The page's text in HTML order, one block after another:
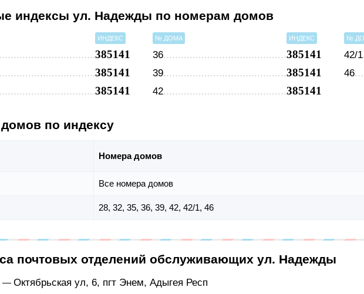
индексы ул. Надежды по номерам домов
ИНДЕКС
385141
385141
385141
№ ДОМА ИНДЕКС
36 385141
39 385141
42 385141
№
42/1
46
по индексу
Номера домов
Все номера домов
28, 32, 35, 36, 39, 42, 42/1, 46
почтовых отделений обслуживающих ул. Надежды
— Октябрьская ул, 6, пгт Энем, Адыгея Респ